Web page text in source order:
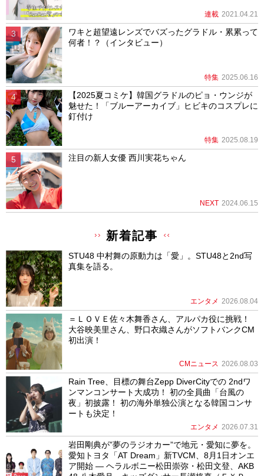
連載 2021.04.21
ワキと超望遠レンズでバズったグラドル・累累って
何者！？（インタビュー）
特集 2025.06.16
【2025夏コミケ】韓国グラドルのピョ・ウンジが
魅せた！「ブルーアーカイブ」ヒビキのコスプレに
釘付け
特集 2025.08.19
注目の新人女優 西川実花ちゃん
NEXT 2024.06.15
新着記事
STU48 中村舞の原動力は「愛」。STU48と2nd写
真集を語る。
エンタメ 2026.08.04
＝ＬＯＶＥ佐々木舞香さん、アルパカ役に挑戦！
大谷映美里さん、野口衣織さんがソフトバンクCM
初出演！
CMニュース 2026.08.03
Rain Tree、目標の舞台Zepp DiverCityでの 2ndワ
ンマンコンサート大成功！ 初の全員曲「台風の
夜」初披露！ 初の海外単独公演となる韓国コンサ
ートも決定！
エンタメ 2026.07.31
岩田剛典が”夢のラジオカー”で地元・愛知に夢を。
愛知トヨタ「AT Dream」新TVCM、8月1日オンエ
ア開始 ― ヘラルボニー松田崇弥・松田文登、AKB